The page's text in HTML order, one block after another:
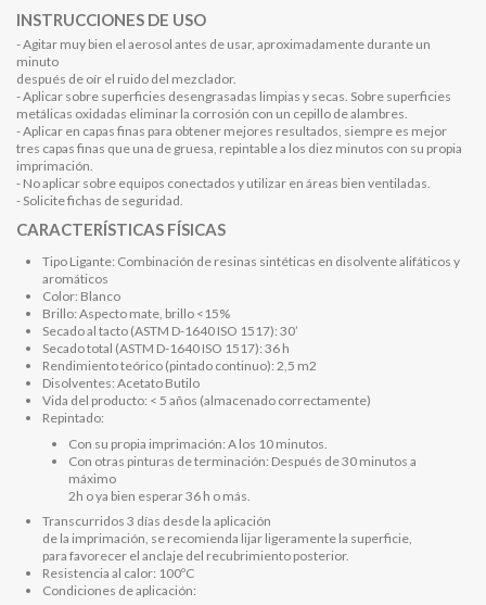
INSTRUCCIONES DE USO
- Agitar muy bien el aerosol antes de usar, aproximadamente durante un
minuto
después de oír el ruido del mezclador.
- Aplicar sobre superficies desengrasadas limpias y secas. Sobre superficies
metálicas oxidadas eliminar la corrosión con un cepillo de alambres.
- Aplicar en capas finas para obtener mejores resultados, siempre es mejor
tres capas finas que una de gruesa, repintable a los diez minutos con su propia
imprimación.
- No aplicar sobre equipos conectados y utilizar en áreas bien ventiladas.
- Solicite fichas de seguridad.
CARACTERÍSTICAS FÍSICAS
Tipo Ligante: Combinación de resinas sintéticas en disolvente alifáticos y
aromáticos
Color: Blanco
Brillo: Aspecto mate, brillo <15%
Secado al tacto (ASTM D-1640 ISO 1517): 30’
Secado total (ASTM D-1640 ISO 1517): 36 h
Rendimiento teórico (pintado continuo): 2,5 m2
Disolventes: Acetato Butilo
Vida del producto: < 5 años (almacenado correctamente)
Repintado:
Con su propia imprimación: A los 10 minutos.
Con otras pinturas de terminación: Después de 30 minutos a
máximo
2h o ya bien esperar 36 h o más.
Transcurridos 3 días desde la aplicación
de la imprimación, se recomienda lijar ligeramente la superficie,
para favorecer el anclaje del recubrimiento posterior.
Resistencia al calor: 100ºC
Condiciones de aplicación: